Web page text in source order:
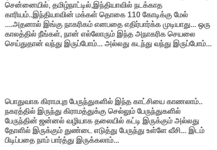
சென்னையில், தமிழ்நாட்டில்,இந்தியாவில் நடக்காத
காரியம்..இந்தியாவின் மக்கள் தொகை 110 கோடிக்கு மேல்
....அதனால் இங்கு நாகரிகம் எனபதை எதிர்பார்க்க முடியாது... ஒரு
காலத்தில் நீங்கள், நான் எல்லோரும் இந்த அநாகரிக செயலை
செய்துதான் வந்து இருப்போம்... அல்லது கடந்து வந்து இருப்போம்...
பொதுவாக கிராமபுற பேருந்துகளில் இந்த காட்சியை காணலாம்..
நகரத்தில் இருந்து கிராமத்துக்கு செல்லும் பேருந்துகளில்
பேருந்தின் ஜன்னல் வழியாக தலையில் கட்டி இருக்கும் அல்லது
தோளில் இருக்கும் துண்டை எடுத்து பேருந்து உள்ளே வீசி... இடம்
பிடிப்பதை நாம் பார்த்து இருக்கலாம்...